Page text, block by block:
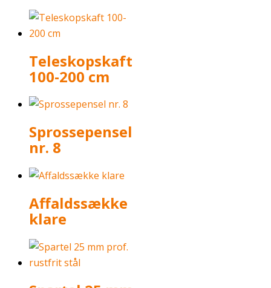
Teleskopskaft
100-200 cm
Sprossepensel
nr. 8
Affaldssække
klare